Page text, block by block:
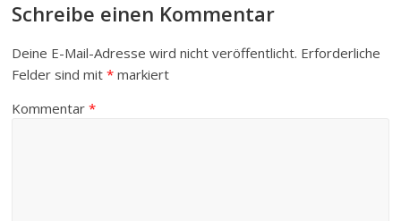
Schreibe einen Kommentar
Deine E-Mail-Adresse wird nicht veröffentlicht. Erforderliche
Felder sind mit* markiert
Kommentar*